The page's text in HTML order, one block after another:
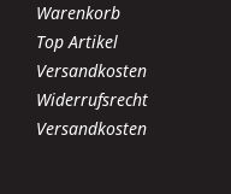
Warenkorb
Top Artikel
Versandkosten
Widerrufsrecht
Versandkosten